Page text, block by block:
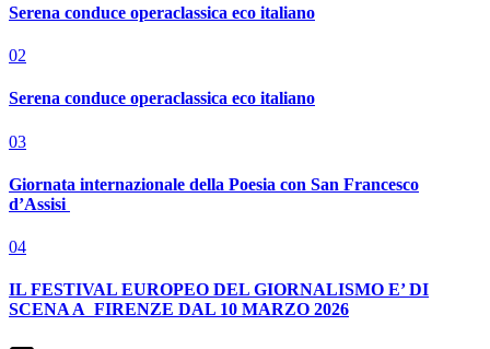
Serena conduce operaclassica eco italiano
02
Serena conduce operaclassica eco italiano
03
Giornata internazionale della Poesia con San Francesco
d’Assisi
04
IL FESTIVAL EUROPEO DEL GIORNALISMO E’ DI
SCENA A FIRENZE DAL 10 MARZO 2026